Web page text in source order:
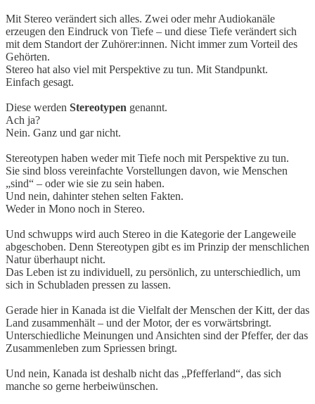
Mit Stereo verändert sich alles. Zwei oder mehr Audiokanäle
erzeugen den Eindruck von Tiefe – und diese Tiefe verändert sich
mit dem Standort der Zuhörer:innen. Nicht immer zum Vorteil des
Gehörten.
Stereo hat also viel mit Perspektive zu tun. Mit Standpunkt.
Einfach gesagt.
Diese werden Stereotypen genannt.
Ach ja?
Nein. Ganz und gar nicht.
Stereotypen haben weder mit Tiefe noch mit Perspektive zu tun.
Sie sind bloss vereinfachte Vorstellungen davon, wie Menschen
„sind“ – oder wie sie zu sein haben.
Und nein, dahinter stehen selten Fakten.
Weder in Mono noch in Stereo.
Und schwupps wird auch Stereo in die Kategorie der Langeweile
abgeschoben. Denn Stereotypen gibt es im Prinzip der menschlichen
Natur überhaupt nicht.
Das Leben ist zu individuell, zu persönlich, zu unterschiedlich, um
sich in Schubladen pressen zu lassen.
Gerade hier in Kanada ist die Vielfalt der Menschen der Kitt, der das
Land zusammenhält – und der Motor, der es vorwärtsbringt.
Unterschiedliche Meinungen und Ansichten sind der Pfeffer, der das
Zusammenleben zum Spriessen bringt.
Und nein, Kanada ist deshalb nicht das „Pfefferland“, das sich
manche so gerne herbeiwünschen.